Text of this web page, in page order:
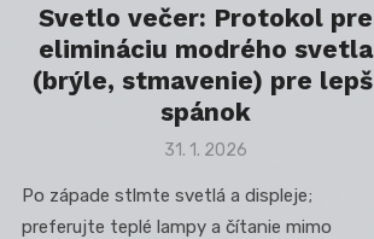
Svetlo večer: Protokol pre
elimináciu modrého svetla
(brýle, stmavenie) pre
spánok
Posted
31. 1. 2026
Po západe stlmte svetlá a displeje;
preferujte teplé lampy a čítanie mimo